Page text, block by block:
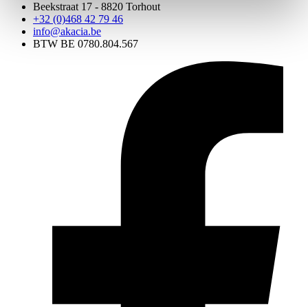
Beekstraat 17 - 8820 Torhout
+32 (0)468 42 79 46
info@akacia.be
BTW BE 0780.804.567